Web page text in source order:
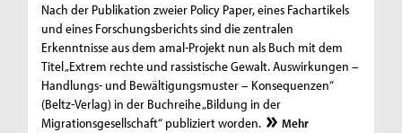
Nach der Publikation zweier Policy Paper, eines Fachartikels
und eines Forschungsberichts sind die zentralen
Erkenntnisse aus dem amal-Projekt nun als Buch mit dem
Titel „Extrem rechte und rassistische Gewalt. Auswirkungen –
Handlungs- und Bewältigungsmuster – Konsequenzen“
(Beltz-Verlag) in der Buchreihe „Bildung in der
Migrationsgesellschaft“ publiziert worden.
Mehr